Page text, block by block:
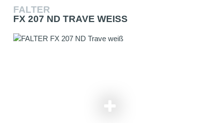
FALTER
FX 207 ND TRAVE WEISS